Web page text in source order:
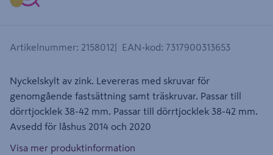
Artikelnummer: 2158012 EAN-kod: 7317900313653
Nyckelskylt av zink. Levereras med skruvar för
genomgående fastsättning samt träskruvar. Passar till
dörrtjocklek 38-42 mm. Passar till dörrtjocklek 38-42 mm.
Avsedd för låshus 2014 och 2020
Visa mer produktinformation